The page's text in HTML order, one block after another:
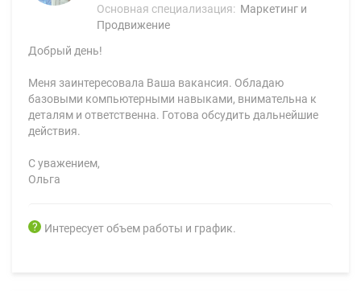
Основная специализация: Маркетинг и
Продвижение
Добрый день!
Меня заинтересовала Ваша вакансия. Обладаю
базовыми компьютерными навыками, внимательна к
деталям и ответственна. Готова обсудить дальнейшие
действия.
С уважением,
Ольга
Интересует объем работы и график.